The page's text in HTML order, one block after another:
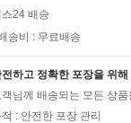
24 배송
송비 : 무료배송
전하고 정확한 포장을 위
객님께 배송되는 모든 상
적 : 안전한 포장 관리